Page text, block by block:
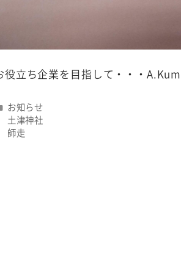
役立ち企業を目指して・・・
Categories
お知らせ
土津神社
師走